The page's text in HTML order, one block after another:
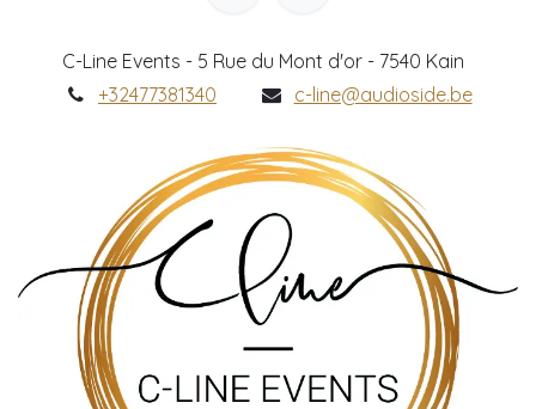
C-Line Events - 5 Rue du Mont d'or - 7540 Kain
+32477381340
c-line@audioside.be